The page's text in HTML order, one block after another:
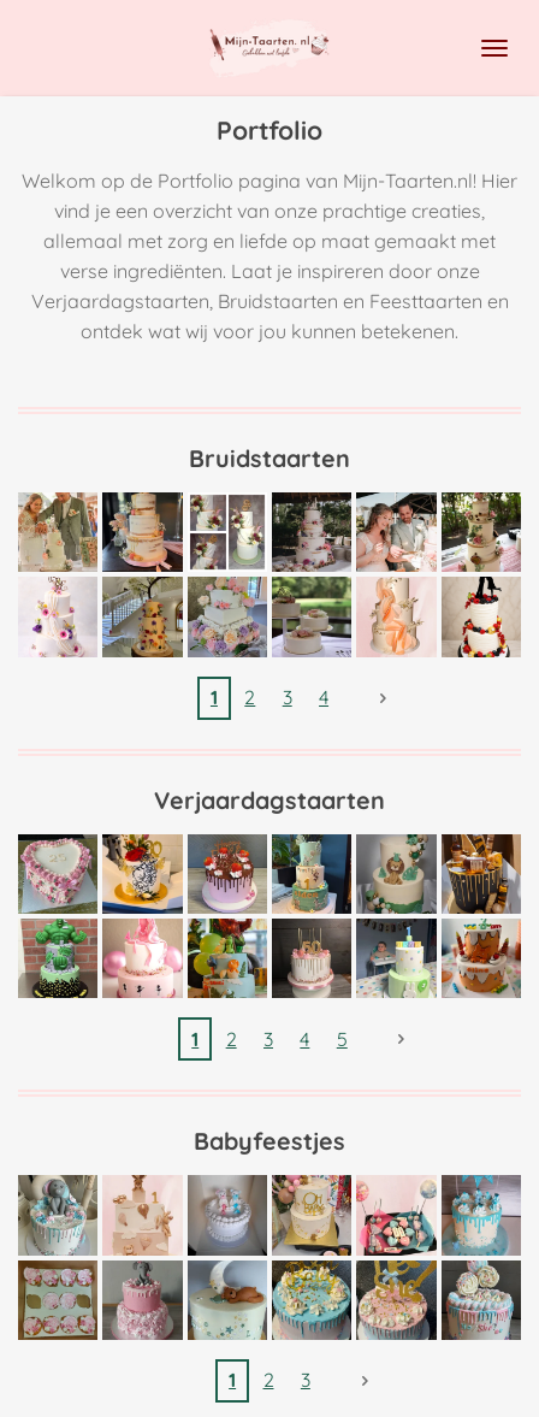
Portfolio
Welkom op de Portfolio pagina van Mijn-Taarten.nl! Hier
vind je een overzicht van onze prachtige creaties,
allemaal met zorg en liefde op maat gemaakt met
verse ingrediënten. Laat je inspireren door onze
Verjaardagstaarten, Bruidstaarten en Feesttaarten en
ontdek wat wij voor jou kunnen betekenen.
Bruidstaarten
1 2 3 4
Verjaardagstaarten
1 2 3 4 5
Babyfeestjes
1 2 3